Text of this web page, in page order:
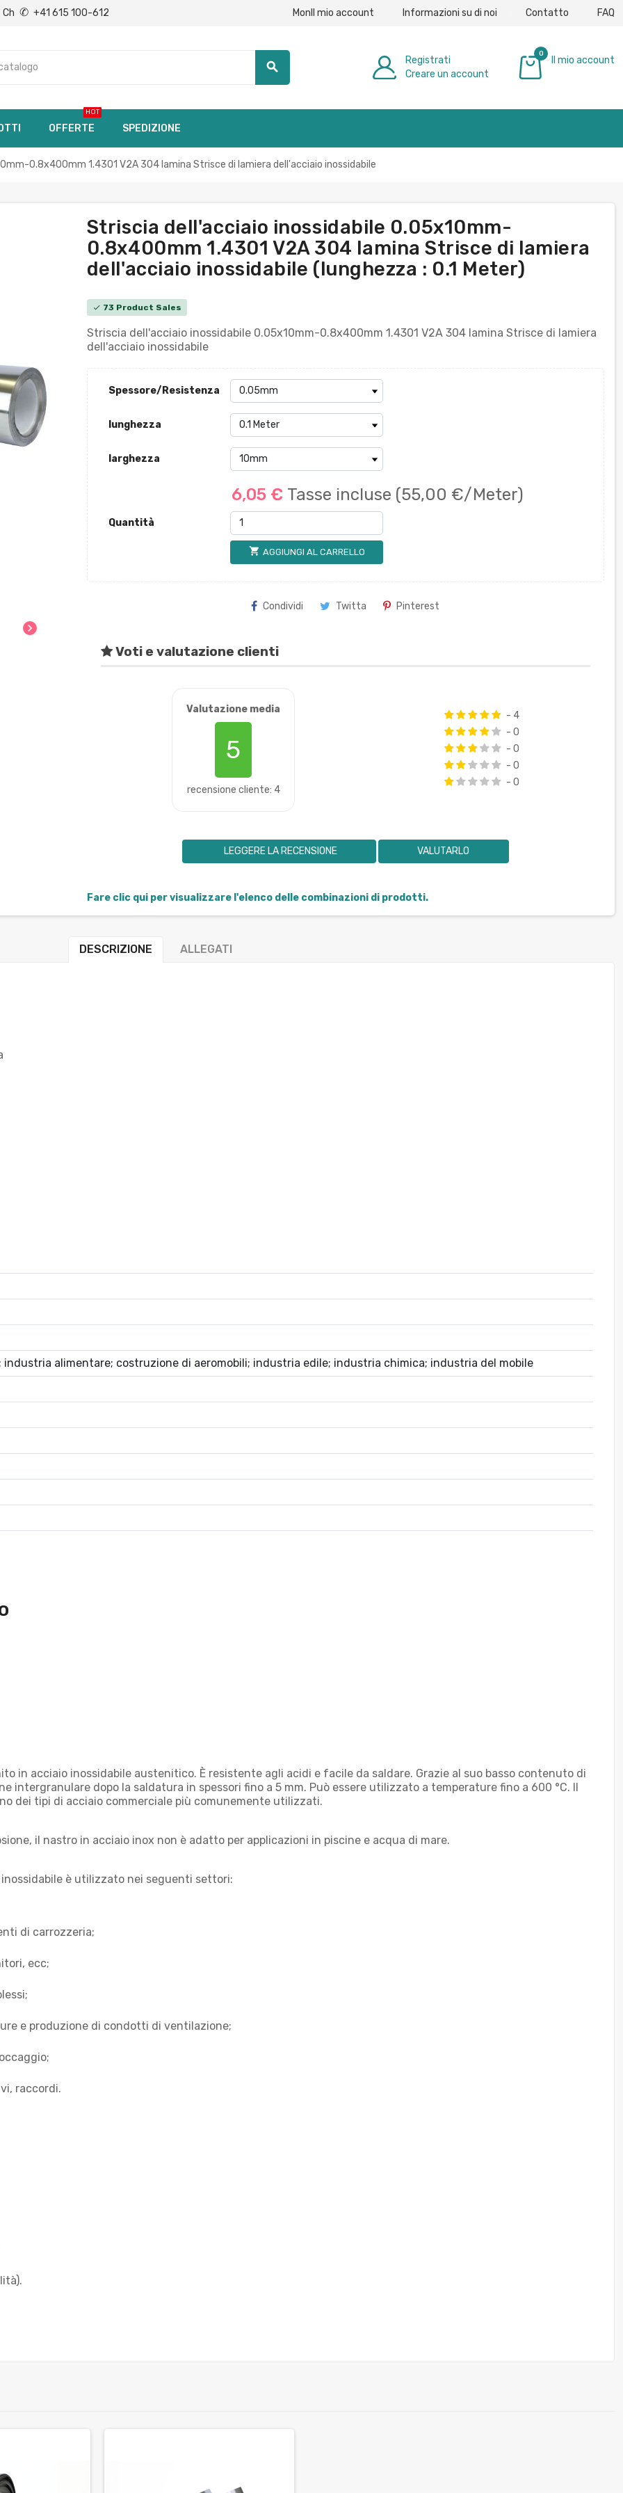
Ch ✆ +41 615 100-612 MonIl mio account Informazioni su di noi Contatto FAQ
search
Registrati
Creare un account
0
Il mio account
OFFERTE
HOT
SPEDIZIONE
0.8x400mm 1.4301 V2A 304 lamina Strisce di lamiera dell'acciaio inossidabile
chevron_right
Striscia dell'acciaio inossidabile 0.05x10mm-
0.8x400mm 1.4301 V2A 304 lamina Strisce di lamiera
dell'acciaio inossidabile (lunghezza : 0.1 Meter)
check 73 Product Sales
Striscia dell'acciaio inossidabile 0.05x10mm-0.8x400mm 1.4301 V2A 304 lamina Strisce di lamiera
dell'acciaio inossidabile
Spessore/Resistenza
lunghezza
larghezza
6,05 € Tasse incluse (55,00 €/Meter)
Quantità
shopping_cart AGGIUNGI AL CARRELLO
Condividi Twitta Pinterest
Voti e valutazione clienti
Valutazione media
5
recensione cliente: 4
- 4
- 0
- 0
- 0
- 0
LEGGERE LA RECENSIONE VALUTARLO
Fare clic qui per visualizzare l'elenco delle combinazioni di prodotti.
DESCRIZIONE ALLEGATI
alimentare; costruzione di aeromobili; industria edile; industria chimica; industria del mobile
in acciaio inossidabile austenitico. È resistente agli acidi e facile da saldare. Grazie al suo basso contenuto di
intergranulare dopo la saldatura in spessori fino a 5 mm. Può essere utilizzato a temperature fino a 600 °C. Il
dei tipi di acciaio commerciale più comunemente utilizzati.
il nastro in acciaio inox non è adatto per applicazioni in piscine e acqua di mare.
è utilizzato nei seguenti settori:
di carrozzeria;
ecc;
e produzione di condotti di ventilazione;
raccordi.